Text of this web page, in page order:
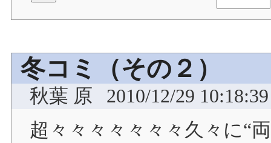
冬コミ（その２）
秋葉 原
2010/12/29 10:18:39
超々々々々々々々久々に“